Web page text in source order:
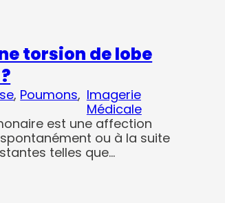
torsion de lobe
, Poumons, Imagerie
Médicale
est une affection
ou à la suite
telles que…